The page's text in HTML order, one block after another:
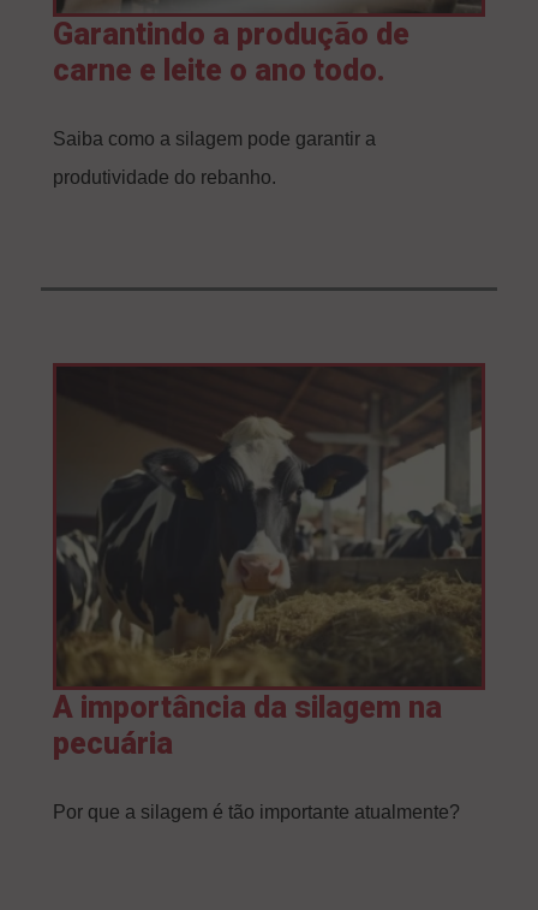
Garantindo a produção de
carne e leite o ano todo.
Saiba como a silagem pode garantir a
produtividade do rebanho.
A importância da silagem na
pecuária
Por que a silagem é tão importante atualmente?